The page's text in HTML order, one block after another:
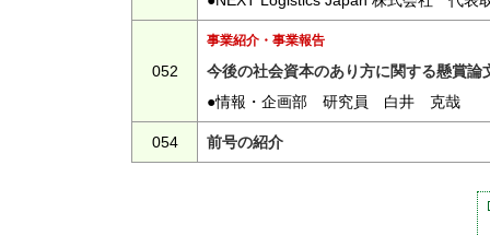
052
事業紹介・事業報告
今後の社会資本のあり方に関する懸賞論
●情報・企画部 研究員 白井 克哉
054 前号の紹介